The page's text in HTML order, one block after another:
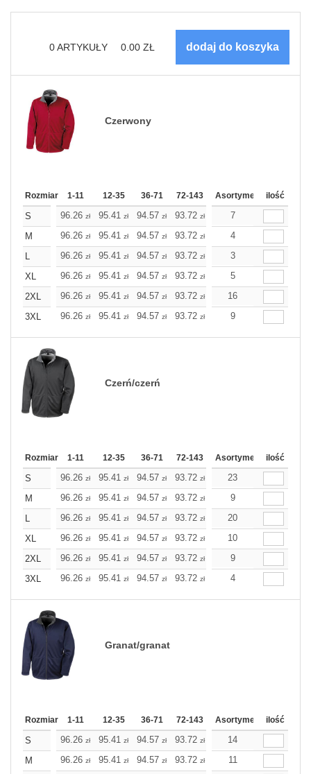
0ARTYKUŁY 0.00 ZŁ
Czerwony
Rozmiar 1-11 12-35 36-71 72-143 144-287 288 Dodaj
Asortyment ilość
S 96.26 zł 95.41 zł 94.57 zł 93.72 zł 92.91
7
M
96.26 zł 95.41 zł 94.57 zł 93.72 zł 92.91
4
L
96.26 zł 95.41 zł 94.57 zł 93.72 zł 92.91
3
XL
96.26 zł 95.41 zł 94.57 zł 93.72 zł 92.91
5
2XL
96.26 zł 95.41 zł 94.57 zł 93.72 zł 92.91
16
3XL
96.26 zł 95.41 zł 94.57 zł 93.72 zł 92.91
9
Czerń/czerń
Rozmiar 1-11 12-35 36-71 72-143 144-287 288 Dodaj
Asortyment ilość
S 96.26 zł 95.41 zł 94.57 zł 93.72 zł 92.91
23
M
96.26 zł 95.41 zł 94.57 zł 93.72 zł 92.91
9
L
96.26 zł 95.41 zł 94.57 zł 93.72 zł 92.91
20
XL
96.26 zł 95.41 zł 94.57 zł 93.72 zł 92.91
10
2XL
96.26 zł 95.41 zł 94.57 zł 93.72 zł 92.91
9
3XL
96.26 zł 95.41 zł 94.57 zł 93.72 zł 92.91
4
Granat/granat
Rozmiar 1-11 12-35 36-71 72-143 144-287 288 Dodaj
Asortyment ilość
S 96.26 zł 95.41 zł 94.57 zł 93.72 zł 92.91
14
M
96.26 zł 95.41 zł 94.57 zł 93.72 zł 92.91
11